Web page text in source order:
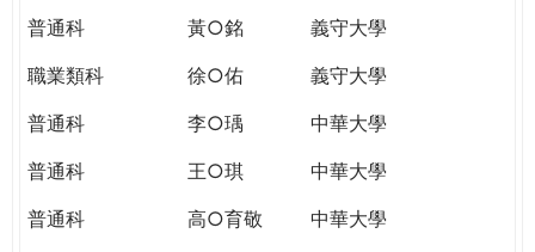
普通科
黃○銘
義守大學
職業類科
徐○佑
義守大學
普通科
李○瑀
中華大學
普通科
王○琪
中華大學
普通科
高○育敬
中華大學